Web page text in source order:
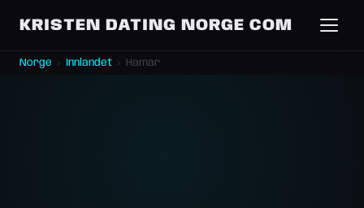
KRISTEN DATING NORGE COM
Norge › Innlandet › Hamar